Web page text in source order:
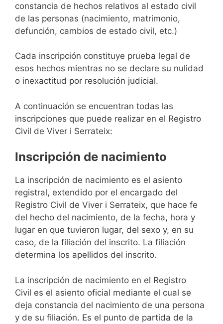
constancia de hechos relativos al estado civil
de las personas (nacimiento, matrimonio,
defunción, cambios de estado civil, etc.)
Cada inscripción constituye prueba legal de
esos hechos mientras no se declare su nulidad
o inexactitud por resolución judicial.
A continuación se encuentran todas las
inscripciones que puede realizar en el Registro
Civil de Viver i Serrateix:
Inscripción de nacimiento
La inscripción de nacimiento es el asiento
registral, extendido por el encargado del
Registro Civil de Viver i Serrateix, que hace fe
del hecho del nacimiento, de la fecha, hora y
lugar en que tuvieron lugar, del sexo y, en su
caso, de la filiación del inscrito. La filiación
determina los apellidos del inscrito.
La inscripción de nacimiento en el Registro
Civil es el asiento oficial mediante el cual se
deja constancia del nacimiento de una persona
y de su filiación. Es el punto de partida de la